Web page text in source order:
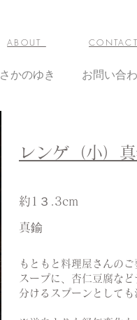
ABOUT CONTACT
さかのゆき お問い合
レンゲ（小）
約 1３.3cm
​真鍮
もともと料理屋さんの
スープに、杏仁豆腐な
分けるスプーンとしても